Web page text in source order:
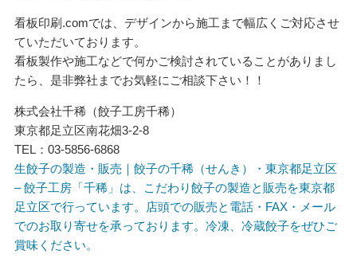
看板印刷.comでは、デザインから施工まで幅広くご対応させ
ていただいております。
看板製作や施工などで何かご検討されていることがありまし
たら、是非弊社までお気軽にご相談下さい！！
株式会社千稀（餃子工房千稀）
東京都足立区南花畑3-2-8
TEL：03-5856-6868
生餃子の製造・販売｜餃子の千稀（せんき）・東京都足立区
– 餃子工房「千稀」は、こだわり餃子の製造と販売を東京都
足立区で行っています。店頭での販売と電話・FAX・メール
でのお取り寄せを承っております。冷凍、冷蔵餃子をぜひご
賞味ください。